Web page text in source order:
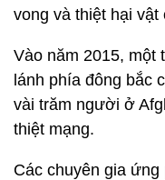
vong và thiệt hại vật
Vào năm 2015, một
lánh phía đông bắc
vài trăm người ở
thiệt mạng.
Các chuyên gia ứng